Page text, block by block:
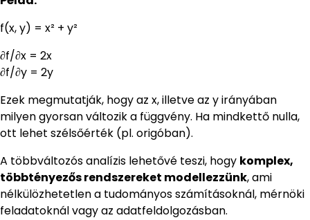
f(x, y) = x² + y²
∂f/∂x = 2x
∂f/∂y = 2y
Ezek megmutatják, hogy az x, illetve az y irányában
milyen gyorsan változik a függvény. Ha mindkettő nulla,
ott lehet szélsőérték (pl. origóban).
A többváltozós analízis lehetővé teszi, hogy komplex,
többtényezős rendszereket modellezzünk, ami
nélkülözhetetlen a tudományos számításoknál, mérnöki
feladatoknál vagy az adatfeldolgozásban.